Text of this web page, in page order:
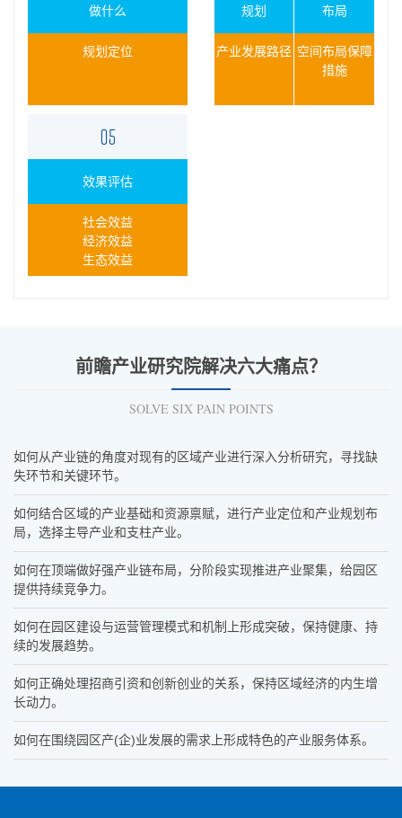
做什么
规划定位
规划
产业发展路径
布局
空间布局保障
措施
效果评估
社会效益
经济效益
生态效益
前瞻产业研究院解决六大痛点？
SOLVE SIX PAIN POINTS
如何从产业链的角度对现有的区域产业进行深入分析研究，寻找缺
失环节和关键环节。
如何结合区域的产业基础和资源禀赋，进行产业定位和产业规划布
局，选择主导产业和支柱产业。
如何在顶端做好强产业链布局，分阶段实现推进产业聚集，给园区
提供持续竞争力。
如何在园区建设与运营管理模式和机制上形成突破，保持健康、持
续的发展趋势。
如何正确处理招商引资和创新创业的关系，保持区域经济的内生增
长动力。
如何在围绕园区产(企)业发展的需求上形成特色的产业服务体系。